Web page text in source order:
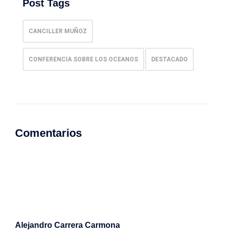
Post Tags
CANCILLER MUÑOZ
CONFERENCIA SOBRE LOS OCEANOS DESTACADO
Comentarios
Alejandro Carrera Carmona